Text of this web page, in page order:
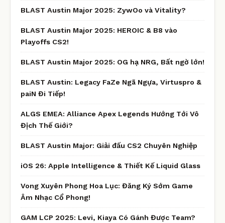
BLAST Austin Major 2025: ZywOo và Vitality?
BLAST Austin Major 2025: HEROIC & B8 vào
Playoffs CS2!
BLAST Austin Major 2025: OG hạ NRG, Bất ngờ lớn!
BLAST Austin: Legacy FaZe Ngã Ngựa, Virtuspro &
paiN Đi Tiếp!
ALGS EMEA: Alliance Apex Legends Hướng Tới Vô
Địch Thế Giới?
BLAST Austin Major: Giải đấu CS2 Chuyên Nghiệp
iOS 26: Apple Intelligence & Thiết Kế Liquid Glass
Vong Xuyên Phong Hoa Lục: Đăng Ký Sớm Game
Âm Nhạc Cổ Phong!
GAM LCP 2025: Levi, Kiaya Có Gánh Được Team?